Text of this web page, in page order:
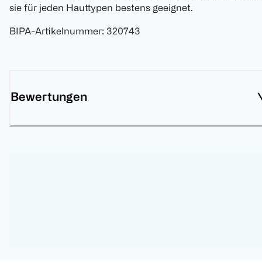
sie für jeden Hauttypen bestens geeignet.
BIPA-Artikelnummer: 320743
Bewertungen